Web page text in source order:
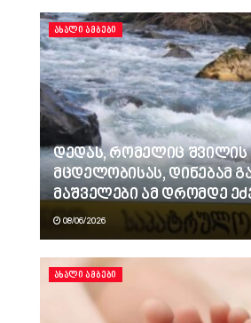
ᲐᲮᲐᲚᲘ ᲐᲛᲑᲔᲑᲘ
დედას, რომელიც შვილის
მცდელობისას, დინებამ
მაშველები ამ დრომდე
08/06/2026
ᲐᲮᲐᲚᲘ ᲐᲛᲑᲔᲑᲘ